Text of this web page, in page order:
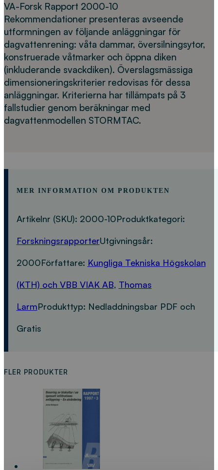
VA-Forsk Rapport 2000-10
Rekommendationer presenteras avseende
utformningen av följande anläggningar för
dagvattenrening: våta dammar, översilningsytor,
konstruerade våtmarker och öppna diken
(inkluderande svackdiken). Överslagsmässiga
dimensioneringskriterier redovisas för dessa
anläggningar. Kriterierna har tillämpats på 3
fallstudier genom beräkningar med
dagvattenmodellen STORMTAC.
MER INFORMATION OM PRODUKTEN
Artikelnr (SKU): 2000-10Produktkategori:
ForskningsrapporterUtgivningsår:
2000Författare: Kungliga Tekniska Högskolan
(KTH) och VBB VIAK AB, Thomas
LarmProdukttyp: Nedladdningsbar PDF och
Gratis
FLER PRODUKTER